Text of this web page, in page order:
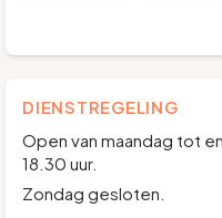
DIENSTREGELING
Open van maandag tot
18.30 uur.
Zondag gesloten.